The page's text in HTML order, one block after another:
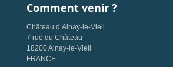
Comment venir ?
Château d’Ainay-le-Vieil
7 rue du Château
18200 Ainay-le-Vieil
FRANCE